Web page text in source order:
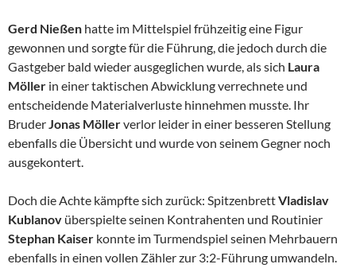
Gerd Nießen hatte im Mittelspiel frühzeitig eine Figur
gewonnen und sorgte für die Führung, die jedoch durch die
Gastgeber bald wieder ausgeglichen wurde, als sich Laura
Möller in einer taktischen Abwicklung verrechnete und
entscheidende Materialverluste hinnehmen musste. Ihr
BruderJonas Möllerverlor leider in einer besseren Stellung
ebenfalls die Übersicht und wurde von seinem Gegner noch
ausgekontert.
Doch die Achte kämpfte sich zurück: SpitzenbrettVladislav
Kublanov überspielte seinen Kontrahenten und Routinier
Stephan Kaiser konnte im Turmendspiel seinen Mehrbauern
ebenfalls in einen vollen Zähler zur 3:2-Führung umwandeln.